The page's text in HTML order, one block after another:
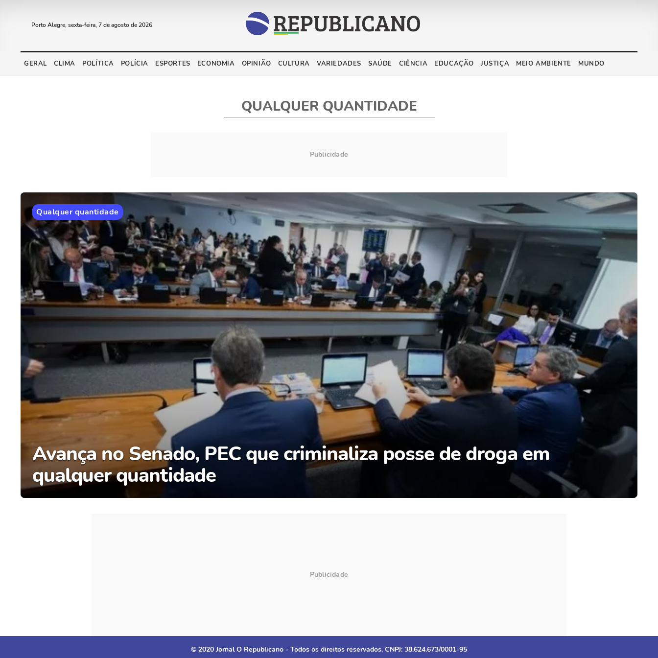
Porto Alegre, sexta-feira, 7 de agosto de 2026
GERAL CLIMA POLÍTICA POLÍCIA ESPORTES ECONOMIA OPINIÃO CULTURA VARIEDADES SAÚDE CIÊNCIA EDUCAÇÃO JUSTIÇA MEIO AMBIENTE MUNDO
QUALQUER QUANTIDADE
Avança no Senado, PEC que criminaliza posse de droga em
qualquer quantidade
Qualquer quantidade
© 2020 Jornal O Republicano - Todos os direitos reservados. CNPJ: 38.624.673/0001-95